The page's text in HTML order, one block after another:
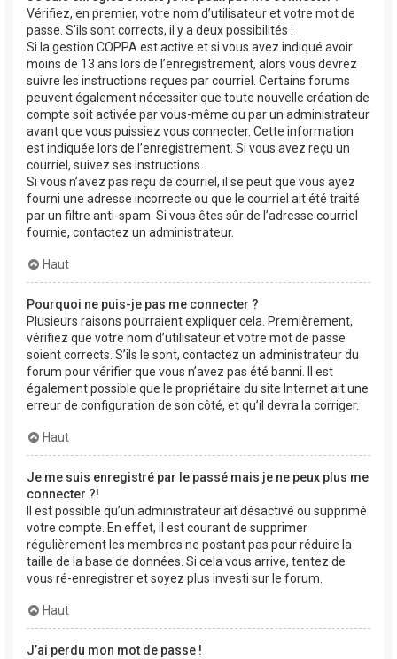
Vérifiez, en premier, votre nom d’utilisateur et votre mot de
passe. S’ils sont corrects, il y a deux possibilités :
Si la gestion COPPA est active et si vous avez indiqué avoir
moins de 13 ans lors de l’enregistrement, alors vous devrez
suivre les instructions reçues par courriel. Certains forums
peuvent également nécessiter que toute nouvelle création de
compte soit activée par vous-même ou par un administrateur
avant que vous puissiez vous connecter. Cette information
est indiquée lors de l’enregistrement. Si vous avez reçu un
courriel, suivez ses instructions.
Si vous n’avez pas reçu de courriel, il se peut que vous ayez
fourni une adresse incorrecte ou que le courriel ait été traité
par un filtre anti-spam. Si vous êtes sûr de l’adresse courriel
fournie, contactez un administrateur.
Haut
Pourquoi ne puis-je pas me connecter ?
Plusieurs raisons pourraient expliquer cela. Premièrement,
vérifiez que votre nom d’utilisateur et votre mot de passe
soient corrects. S’ils le sont, contactez un administrateur du
forum pour vérifier que vous n’avez pas été banni. Il est
également possible que le propriétaire du site Internet ait une
erreur de configuration de son côté, et qu’il devra la corriger.
Haut
Je me suis enregistré par le passé mais je ne peux plus me
connecter ?!
Il est possible qu’un administrateur ait désactivé ou supprimé
votre compte. En effet, il est courant de supprimer
régulièrement les membres ne postant pas pour réduire la
taille de la base de données. Si cela vous arrive, tentez de
vous ré-enregistrer et soyez plus investi sur le forum.
Haut
J’ai perdu mon mot de passe !